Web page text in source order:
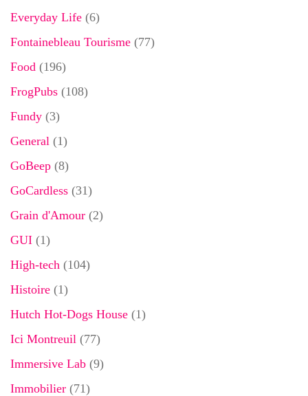
Everyday Life (6)
Fontainebleau Tourisme (77)
Food (196)
FrogPubs (108)
Fundy (3)
General (1)
GoBeep (8)
GoCardless (31)
Grain d'Amour (2)
GUI (1)
High-tech (104)
Histoire (1)
Hutch Hot-Dogs House (1)
Ici Montreuil (77)
Immersive Lab (9)
Immobilier (71)